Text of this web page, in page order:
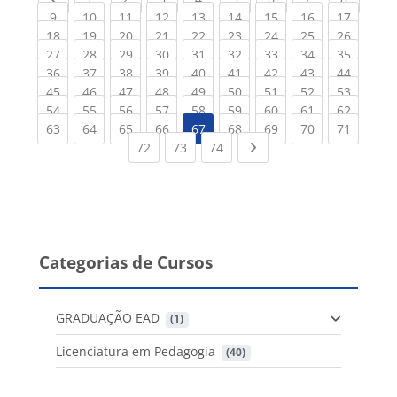
9(current)
10(current)
11(current)
12(current)
13(current)
14(current)
15(current)
16(current)
17
18(current)
19(current)
20(current)
21(current)
22(current)
23(current)
24(current)
25(current)
26
27(current)
28(current)
29(current)
30(current)
31(current)
32(current)
33(current)
34(current)
35
36(current)
37(current)
38(current)
39(current)
40(current)
41(current)
42(current)
43(current)
44
45(current)
46(current)
47(current)
48(current)
49(current)
50(current)
51(current)
52(current)
53
54(current)
55(current)
56(current)
57(current)
58(current)
59(current)
60(current)
61(current)
62
63(current)
64(current)
65(current)
66(current)
67 68(current)
69(current)
70(current)
71
72 (current)
73 (current)
74(current)Next page
Categorias de Cursos
GRADUAÇÃO EAD (1)
Licenciatura em Pedagogia (40)